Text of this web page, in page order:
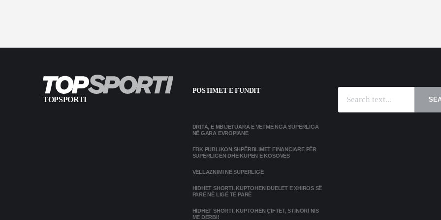
TOPSPORTI
POSTIMET E FUNDIT
DRITA, E MBIJETUARA E VETME NGA SUPERLIGA
NË GARA EVROPIANE
FBK PUBLIKON SHPËRBLIMET FINANCIARE PËR
SUPERLIGËN DHE KUPËN E KOSOVËS
VËLLAZNIMI NË SUPERLIGË
HIDHET SHORTI, KUPTOHEN DUELET E XHIROS SË
PARË NË LIGË TË PARË
HIDHET SHORTI, KUPTOHEN ÇIFTET, STINORI NIS
ME DERBI!